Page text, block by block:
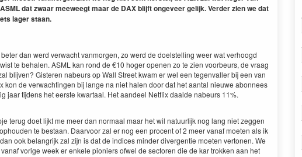
dat zwaar meeweegt maar de DAX blijft ongeveer gelijk. Verder zien we dat
lager staan.
dan werd verwacht vanmorgen, zo werd de doelstelling weer wat verhoogd
te behalen. ASML kan rond de €10 hoger openen zo te zien voorbeurs, de vraag
blijven? Gisteren nabeurs op Wall Street kwam er wel een tegenvaller bij een van
kon de verwachtingen bij lange na niet halen door dat het aantal nieuwe abonnees
jaar tijdens het eerste kwartaal. Het aandeel Netflix daalde nabeurs 11%.
terug doet lijkt me meer dan normaal maar het wil natuurlijk nog lang niet zeggen
te bestaan. Daarvoor zal er nog een procent of 2 meer vanaf moeten als ik
ook belangrijk zal zijn is dat de indices minder divergentie moeten vertonen. We
vorige week er enkele pioniers ofwel de sectoren die de kar trokken aan het